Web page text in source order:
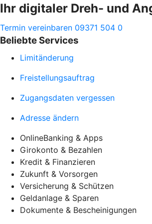
Ihr digitaler Dreh- und
Termin vereinbaren 09371 504 0
Beliebte Services
Limitänderung
Freistellungsauftrag
Zugangsdaten vergessen
Adresse ändern
OnlineBanking & Apps
Girokonto & Bezahlen
Kredit & Finanzieren
Zukunft & Vorsorgen
Versicherung & Schützen
Geldanlage & Sparen
Dokumente & Bescheinigungen